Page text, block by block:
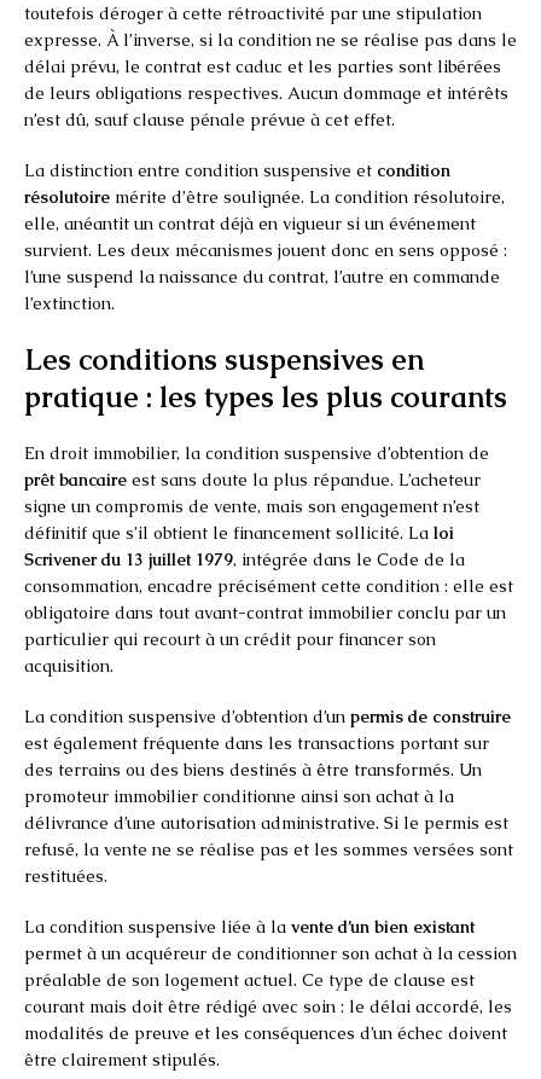
toutefois déroger à cette rétroactivité par une stipulation
expresse. À l’inverse, si la condition ne se réalise pas dans le
délai prévu, le contrat est caduc et les parties sont libérées
de leurs obligations respectives. Aucun dommage et intérêts
n’est dû, sauf clause pénale prévue à cet effet.
La distinction entre condition suspensive et condition
résolutoire mérite d’être soulignée. La condition résolutoire,
elle, anéantit un contrat déjà en vigueur si un événement
survient. Les deux mécanismes jouent donc en sens opposé :
l’une suspend la naissance du contrat, l’autre en commande
l’extinction.
Les conditions suspensives en
pratique : les types les plus courants
En droit immobilier, la condition suspensive d’obtention de
prêt bancaire est sans doute la plus répandue. L’acheteur
signe un compromis de vente, mais son engagement n’est
définitif que s’il obtient le financement sollicité. La loi
Scrivener du 13 juillet 1979, intégrée dans le Code de la
consommation, encadre précisément cette condition : elle est
obligatoire dans tout avant-contrat immobilier conclu par un
particulier qui recourt à un crédit pour financer son
acquisition.
La condition suspensive d’obtention d’un permis de construire
est également fréquente dans les transactions portant sur
des terrains ou des biens destinés à être transformés. Un
promoteur immobilier conditionne ainsi son achat à la
délivrance d’une autorisation administrative. Si le permis est
refusé, la vente ne se réalise pas et les sommes versées sont
restituées.
La condition suspensive liée à la vente d’un bien existant
permet à un acquéreur de conditionner son achat à la cession
préalable de son logement actuel. Ce type de clause est
courant mais doit être rédigé avec soin : le délai accordé, les
modalités de preuve et les conséquences d’un échec doivent
être clairement stipulés.